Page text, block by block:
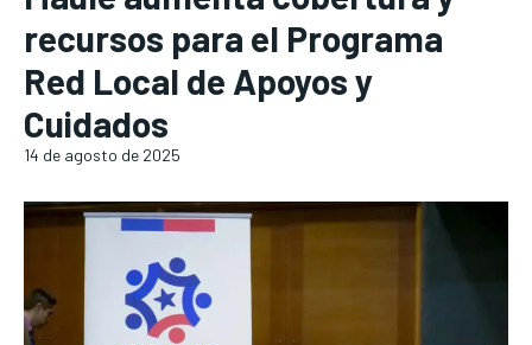
recursos para el Programa
Red Local de Apoyos y
Cuidados
14 de agosto de 2025